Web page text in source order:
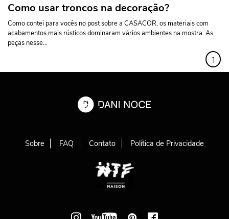
Como usar troncos na decoração?
Como contei para vocês no post sobre a CASACOR, os materiais com
acabamentos mais rústicos dominaram vários ambientes na mostra. As
peças nesse...
↑
Sobre FAQ Contato Política de Privacidade